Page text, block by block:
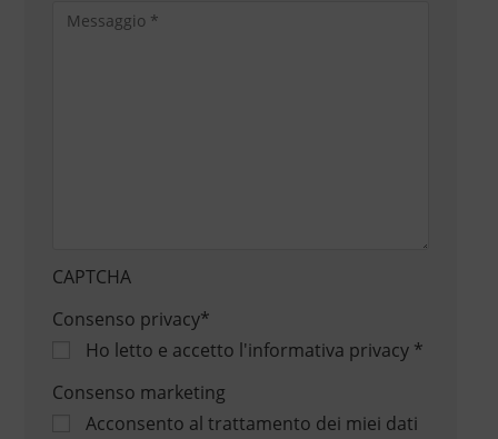
CAPTCHA
Consenso privacy*
Ho letto e accetto l'informativa privacy*
Consenso marketing
Acconsento al trattamento dei miei dati